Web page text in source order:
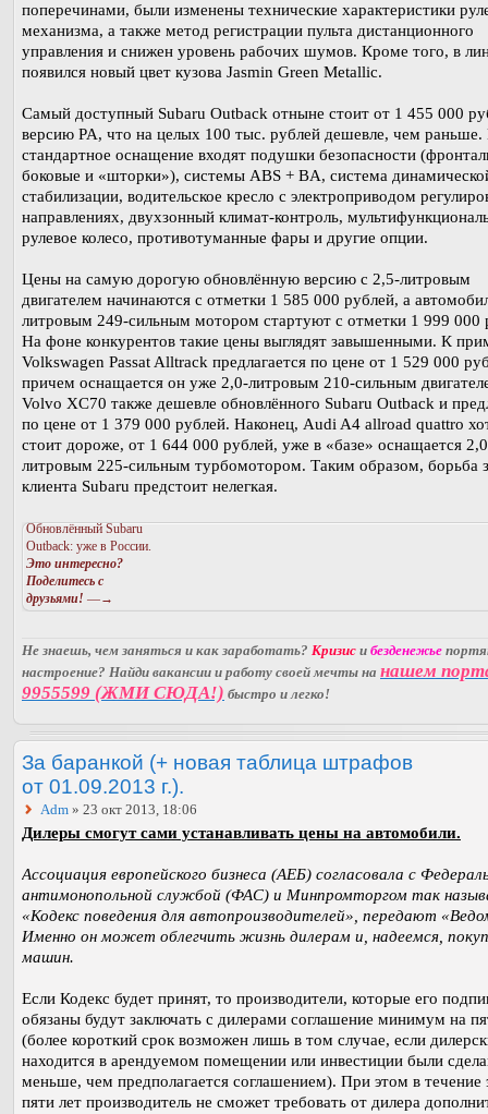
поперечинами, были изменены технические характеристики
механизма, а также метод регистрации пульта дистанционного
управления и снижен уровень рабочих шумов. Кроме того, в
появился новый цвет кузова Jasmin Green Metallic.
Самый доступный Subaru Outback отныне стоит от 1 455 000
версию PA, что на целых 100 тыс. рублей дешевле, чем раньше.
стандартное оснащение входят подушки безопасности
боковые и «шторки»), системы ABS + BA, система
стабилизации, водительское кресло с электроприводом
направлениях, двухзонный климат-контроль,
рулевое колесо, противотуманные фары и другие опции.
Цены на самую дорогую обновлённую версию с 2,5-литровым
двигателем начинаются с отметки 1 585 000 рублей, а
литровым 249-сильным мотором стартуют с отметки 1 999 000
На фоне конкурентов такие цены выглядят завышенными. К
Volkswagen Passat Alltrack предлагается по цене от 1 529 000
причем оснащается он уже 2,0-литровым 210-сильным
Volvo XC70 также дешевле обновлённого Subaru Outback и
по цене от 1 379 000 рублей. Наконец, Audi A4 allroad quattro
стоит дороже, от 1 644 000 рублей, уже в «базе» оснащается
литровым 225-сильным турбомотором. Таким образом, борьба
клиента Subaru предстоит нелегкая.
Обновлённый Subaru
Outback: уже в России.
Это интересно?
Поделитесь с
друзьями! —→
Не знаешь, чем заняться и как заработать? Кризис и безденежье
настроение? Найди вакансии и работу своей мечты на нашем
9955599 (ЖМИ СЮДА!) быстро и легко!
За баранкой (+ новая таблица штрафов
от 01.09.2013 г.).
Adm » 23 окт 2013, 18:06
Дилеры смогут сами устанавливать цены на автомобили.
Ассоциация европейского бизнеса (АЕБ) согласовала с
антимонопольной службой (ФАС) и Минпромторгом так
«Кодекс поведения для автопроизводителей», передают
Именно он может облегчить жизнь дилерам и, надеемся,
машин.
Если Кодекс будет принят, то производители, которые его
обязаны будут заключать с дилерами соглашение минимум на
(более короткий срок возможен лишь в том случае, если
находится в арендуемом помещении или инвестиции были
меньше, чем предполагается соглашением). При этом в течение
пяти лет производитель не сможет требовать от дилера